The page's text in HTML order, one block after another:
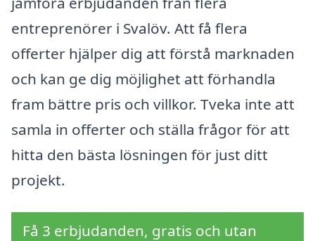
entreprenörer i Svalöv. Att få flera
offerter hjälper dig att förstå marknaden
och kan ge dig möjlighet att förhandla
fram bättre pris och villkor. Tveka inte att
samla in offerter och ställa frågor för att
hitta den bästa lösningen för just ditt
projekt.
Få 3 erbjudanden, gratis och utan